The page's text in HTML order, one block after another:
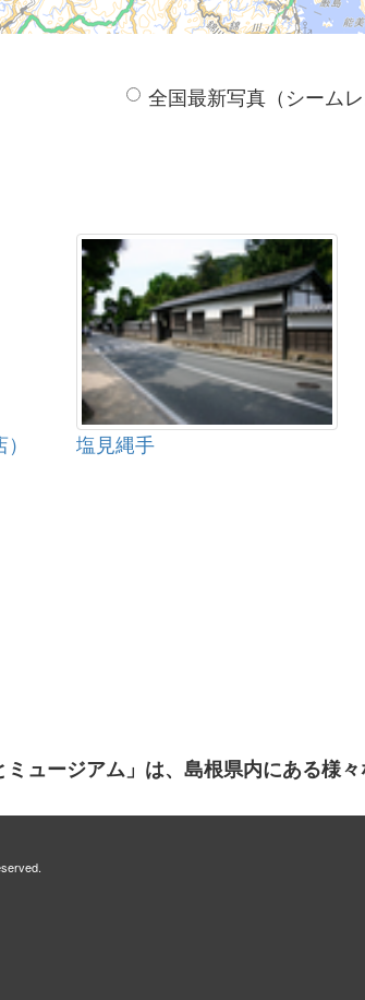
全国最新写真（シーム
塩見縄手
ミュージアム」は、島根県内にある様